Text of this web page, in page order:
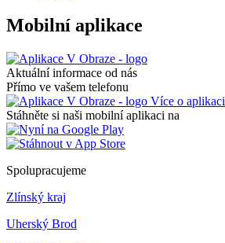
Mobilní aplikace
Aktuální informace od nás
Přímo ve vašem telefonu
Více o aplikaci
Stáhněte si naši mobilní aplikaci na
Spolupracujeme
Zlínský kraj
Uherský Brod